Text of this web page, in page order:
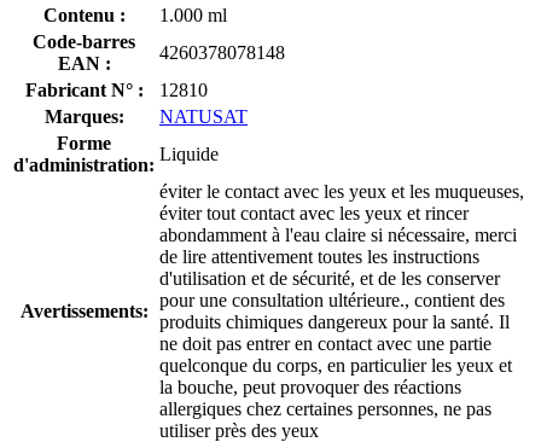
Contenu :
1.000 ml
Code-barres
EAN :
4260378078148
Fabricant N° :
12810
Marques:
NATUSAT
Forme
d'administration:
Liquide
Avertissements:
éviter le contact avec les yeux et les muqueuses,
éviter tout contact avec les yeux et rincer
abondamment à l'eau claire si nécessaire, merci
de lire attentivement toutes les instructions
d'utilisation et de sécurité, et de les conserver
pour une consultation ultérieure., contient des
produits chimiques dangereux pour la santé. Il
ne doit pas entrer en contact avec une partie
quelconque du corps, en particulier les yeux et
la bouche, peut provoquer des réactions
allergiques chez certaines personnes, ne pas
utiliser près des yeux